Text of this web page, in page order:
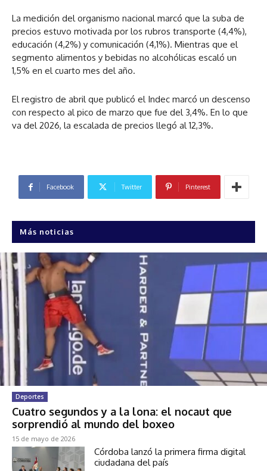
La medición del organismo nacional marcó que la suba de
precios estuvo motivada por los rubros transporte (4,4%),
educación (4,2%) y comunicación (4,1%). Mientras que el
segmento alimentos y bebidas no alcohólicas escaló un
1,5% en el cuarto mes del año.
El registro de abril que publicó el Indec marcó un descenso
con respecto al pico de marzo que fue del 3,4%. En lo que
va del 2026, la escalada de precios llegó al 12,3%.
Facebook Twitter Pinterest
Más noticias
Deportes
Cuatro segundos y a la lona: el nocaut que
sorprendió al mundo del boxeo
15 de mayo de 2026
Córdoba lanzó la primera firma digital
ciudadana del país